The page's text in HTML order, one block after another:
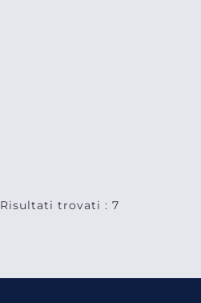
Risultati trovati : 7